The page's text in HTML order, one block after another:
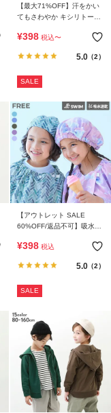
【最大71%OFF】汗をかい
てもさわやか キシリトール
ャツ
¥398 税込〜
5.0（2）
SALE
【アウトレット SALE
60%OFF/返品不可】吸水速
プ
¥398 税込
5.0（2）
SALE